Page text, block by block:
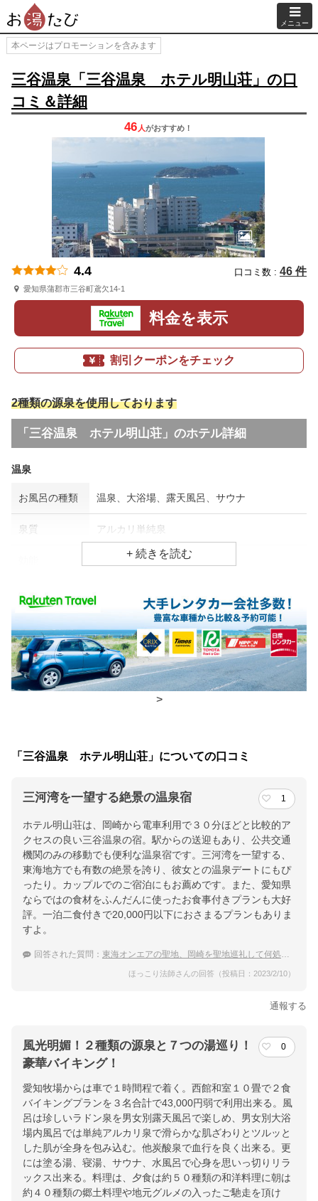
メニュー
本ページはプロモーションを含みます
三谷温泉「三谷温泉 ホテル明山荘」の口
コミ＆詳細
46 人がおすすめ！
4.4 口コミ数 : 46 件
愛知県蒲郡市三谷町鳶欠14-1
料金を表示
割引クーポンをチェック
2種類の源泉を使用しております
「三谷温泉 ホテル明山荘」のホテル詳細
温泉
お風呂の種類 温泉、大浴場、露天風呂、サウナ
泉質 アルカリ単純泉
筋肉痛、五十肩、慢性消化器病
食事場所
朝食 レストラン(バイキング)
夕食 個室、レストラン(バイキング)
チェックイン・チェックアウト時間
チェックアウ
10:00
ＪＲ 三河三谷駅より車で５分
提供：楽天トラベル
楽天トラベルで
ホテル詳細を詳しく見る
>
「三谷温泉 ホテル明山荘」についての口コミ
三河湾を一望する絶景の温泉宿 1
ホテル明山荘は、岡崎から電車利用で３０分ほどと比較的ア
クセスの良い三谷温泉の宿。駅からの送迎もあり、公共交通
機関のみの移動でも便利な温泉宿です。三河湾を一望する、
東海地方でも有数の絶景を誇り、彼女との温泉デートにもぴ
ったり。カップルでのご宿泊にもお薦めです。また、愛知県
ならではの食材をふんだんに使ったお食事付きプランも大好
評。一泊二食付きで20,000円以下におさまるプランもありま
すよ。
回答された質問： 東海オンエアの聖地、岡崎を聖地巡礼して何処かの温泉宿に泊まりたい。
ほっこり法師さんの回答（投稿日：2023/2/10）
通報する
風光明媚！２種類の源泉と７つの湯巡り！
豪華バイキング！
0
愛知牧場からは車で１時間程で着く。西館和室１０畳で２食
バイキングプランを３名合計で43,000円弱で利用出来る。風
呂は珍しいラドン泉を男女別露天風呂で楽しめ、男女別大浴
場内風呂では単純アルカリ泉で滑らかな肌ざわりとツルッと
した肌が全身を包み込む。他炭酸泉で血行を良く出来る。更
には塗る湯、寝湯、サウナ、水風呂で心身を思いっ切りリラ
ックス出来る。料理は、夕食は約５０種類の和洋料理に朝は
約４０種類の郷土料理や地元グルメの入ったご馳走を頂け